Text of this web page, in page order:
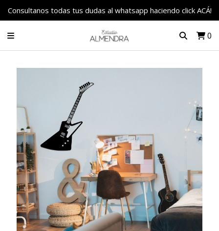
Consultanos todas tus dudas al whatsapp haciendo click ACÁ!
0